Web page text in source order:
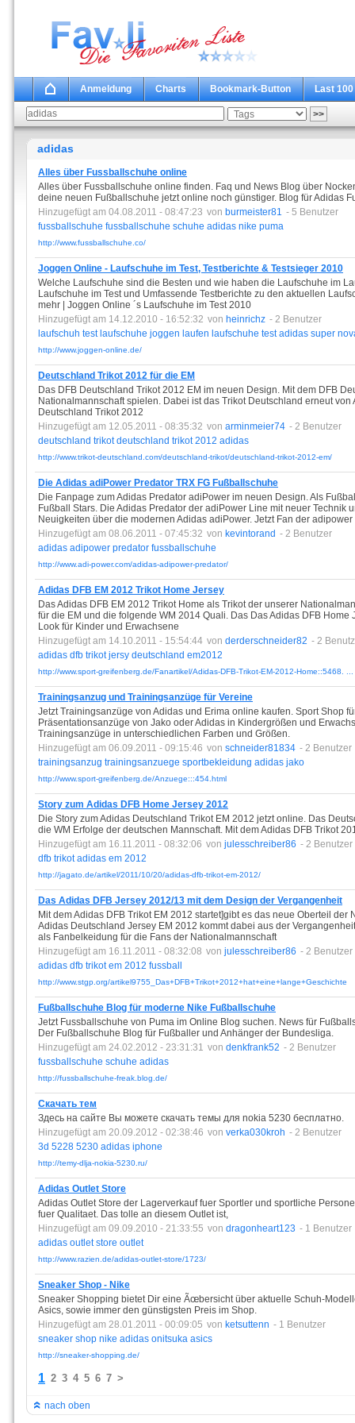
Anmeldung Charts Bookmark-Button Last 100
adidas
Alles über Fussballschuhe online
Alles über Fussballschuhe online finden. Faq und News Blog über
deine neuen Fußballschuhe jetzt online noch günstiger. Blog für Adidas
Hinzugefügt am 04.08.2011 - 08:47:23 von burmeister81 - 5 Benutzer
fussballschuhe fussballschuhe schuhe adidas nike puma
http://www.fussballschuhe.co/
Joggen Online - Laufschuhe im Test, Testberichte & Testsieger 2010
Welche Laufschuhe sind die Besten und wie haben die Laufschuhe im
Laufschuhe im Test und Umfassende Testberichte zu den aktuellen
mehr | Joggen Online ´s Laufschuhe im Test 2010
Hinzugefügt am 14.12.2010 - 16:52:32 von heinrichz - 2 Benutzer
laufschuh test laufschuhe joggen laufen laufschuhe test adidas super
http://www.joggen-online.de/
Deutschland Trikot 2012 für die EM
Das DFB Deutschland Trikot 2012 EM im neuen Design. Mit dem DFB
Nationalmannschaft spielen. Dabei ist das Trikot Deutschland erneut von
Deutschland Trikot 2012
Hinzugefügt am 12.05.2011 - 08:35:32 von arminmeier74 - 2 Benutzer
deutschland trikot deutschland trikot 2012 adidas
http://www.trikot-deutschland.com/deutschland-trikot/deutschland-trikot-2012-em/
Die Adidas adiPower Predator TRX FG Fußballschuhe
Die Fanpage zum Adidas Predator adiPower im neuen Design. Als
Fußball Stars. Die Adidas Predator der adiPower Line mit neuer Technik
Neuigkeiten über die modernen Adidas adiPower. Jetzt Fan der
Hinzugefügt am 08.06.2011 - 07:45:32 von kevintorand - 2 Benutzer
adidas adipower predator fussballschuhe
http://www.adi-power.com/adidas-adipower-predator/
Adidas DFB EM 2012 Trikot Home Jersey
Das Adidas DFB EM 2012 Trikot Home als Trikot der unserer
für die EM und die folgende WM 2014 Quali. Das Das Adidas DFB
Look für Kinder und Erwachsene
Hinzugefügt am 14.10.2011 - 15:54:44 von derderschneider82 - 2
adidas dfb trikot jersy deutschland em2012
http://www.sport-greifenberg.de/Fanartikel/Adidas-DFB-Trikot-EM-2012-Home::5468. ...
Trainingsanzug und Trainingsanzüge für Vereine
Jetzt Trainingsanzüge von Adidas und Erima online kaufen. Sport Shop
Präsentationsanzüge von Jako oder Adidas in Kindergrößen und
Trainingsanzüge in unterschiedlichen Farben und Größen.
Hinzugefügt am 06.09.2011 - 09:15:46 von schneider81834 - 2 Benutzer
trainingsanzug trainingsanzuege sportbekleidung adidas jako
http://www.sport-greifenberg.de/Anzuege:::454.html
Story zum Adidas DFB Home Jersey 2012
Die Story zum Adidas Deutschland Trikot EM 2012 jetzt online. Das
die WM Erfolge der deutschen Mannschaft. Mit dem Adidas DFB Trikot
Hinzugefügt am 16.11.2011 - 08:32:06 von julesschreiber86 - 2 Benutzer
dfb trikot adidas em 2012
http://jagato.de/artikel/2011/10/20/adidas-dfb-trikot-em-2012/
Das Adidas DFB Jersey 2012/13 mit dem Design der Vergangenheit
Mit dem Adidas DFB Trikot EM 2012 startet]gibt es das neue Oberteil
Adidas Deutschland Jersey EM 2012 kommt dabei aus der
als Fanbelkeidung für die Fans der Nationalmannschaft
Hinzugefügt am 16.11.2011 - 08:32:08 von julesschreiber86 - 2 Benutzer
adidas dfb trikot em 2012 fussball
http://www.stgp.org/artikel9755_Das+DFB+Trikot+2012+hat+eine+lange+Geschichte
Fußballschuhe Blog für moderne Nike Fußballschuhe
Jetzt Fussballschuhe von Puma im Online Blog suchen. News für
Der Fußballschuhe Blog für Fußballer und Anhänger der Bundesliga.
Hinzugefügt am 24.02.2012 - 23:31:31 von denkfrank52 - 2 Benutzer
fussballschuhe schuhe adidas
http://fussballschuhe-freak.blog.de/
Скачать тем
Здесь на сайте Вы можете скачать темы для nokia 5230 бесплатно.
Hinzugefügt am 20.09.2012 - 02:38:46 von verka030kroh - 2 Benutzer
3d 5228 5230 adidas iphone
http://temy-dlja-nokia-5230.ru/
Adidas Outlet Store
Adidas Outlet Store der Lagerverkauf fuer Sportler und sportliche
fuer Qualitaet. Das tolle an diesem Outlet ist,
Hinzugefügt am 09.09.2010 - 21:33:55 von dragonheart123 - 1 Benutzer
adidas outlet store outlet
http://www.razien.de/adidas-outlet-store/1723/
Sneaker Shop - Nike
Sneaker Shopping bietet Dir eine Ãœbersicht über aktuelle Schuh-
Asics, sowie immer den günstigsten Preis im Shop.
Hinzugefügt am 28.01.2011 - 00:09:05 von ketsuttenn - 1 Benutzer
sneaker shop nike adidas onitsuka asics
http://sneaker-shopping.de/
1 2 3 4 5 6 7 >
nach oben